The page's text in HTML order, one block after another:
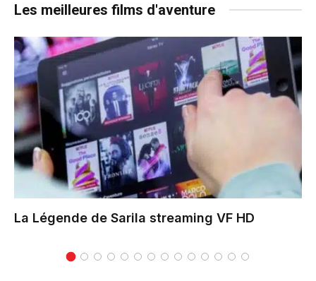
Les meilleures films d'aventure
La Légende de Sarila streaming VF HD